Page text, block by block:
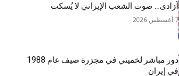
آزادی… صوت الشعب الإيراني لا يُسكت
7 أغسطس 2026
دور مباشر لخميني في مجزرة صيف عام 1988
في إيران